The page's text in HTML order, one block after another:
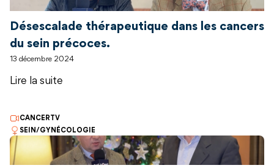
Désescalade thérapeutique dans les cancers
du sein précoces.
13 décembre 2024
Lire la suite
CANCERTV
SEIN/GYNÉCOLOGIE